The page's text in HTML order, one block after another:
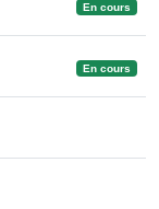
En cours
En cours